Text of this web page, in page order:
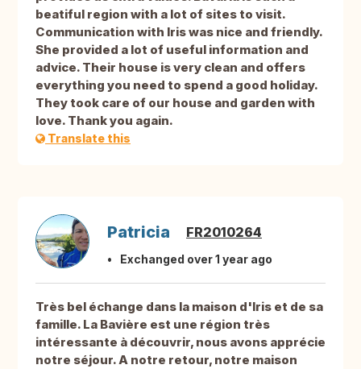
beatiful region with a lot of sites to visit.
Communication with Iris was nice and friendly.
She provided a lot of useful information and
advice. Their house is very clean and offers
everything you need to spend a good holiday.
They took care of our house and garden with
love. Thank you again.
Translate this
Patricia FR2010264
Exchanged over 1 year ago
Très bel échange dans la maison d'Iris et de sa
famille. La Bavière est une région très
intéressante à découvrir, nous avons apprécie
notre séjour. A notre retour, notre maison